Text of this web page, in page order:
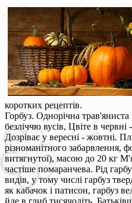
коротких рецептів.
Горбуз. Однорічна
безліччю вусів, Цвіте в
Дозріває у вересні - жовтні.
різноманітного забарвлення,
витягнутої), масою до 20 кг
частіше помаранчева. Рід
видів, у тому числі гарбуз
як кабачок і патисон, гарбуз
йде в глиб тисячоліть.